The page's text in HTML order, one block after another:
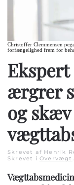
Christoffer Clemmensen
forfængelighed frem for
ærgrer
og
Skrevet af Henrik
Skrevet i Overvægt .